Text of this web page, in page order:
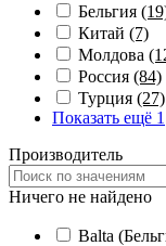
Бельгия
Китай (7)
Молдова
Россия (84)
Турция (27)
Показать ещё 1
Производитель
Ничего не найдено
Balta